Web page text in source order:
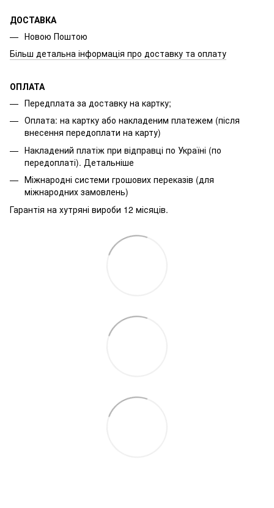
ДОСТАВКА
Новою Поштою
Більш детальна інформація про доставку та оплату
ОПЛАТА
Передплата за доставку на картку;
Оплата: на картку або накладеним платежем (після
внесення передоплати на карту)
Накладений платіж при відправці по Україні (по
передоплаті). Детальніше
Міжнародні системи грошових переказів (для
міжнародних замовлень)
Гарантія на хутряні вироби 12 місяців.